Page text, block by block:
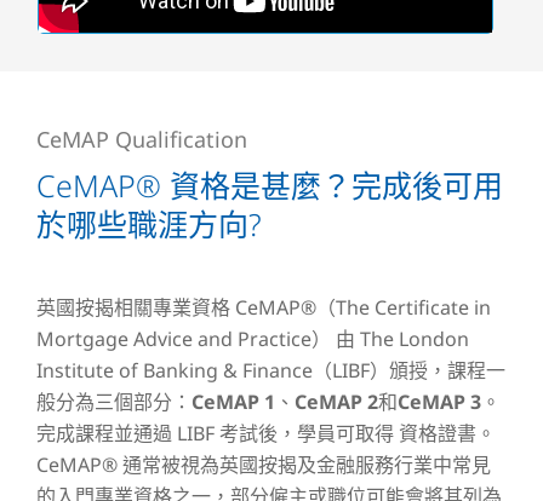
CeMAP Qualification
CeMAP® 資格是甚麼？完成後可用
於哪些職涯方向?
英國按揭相關專業資格 CeMAP®（The Certificate in
Mortgage Advice and Practice） 由 The London
Institute of Banking & Finance（LIBF）頒授，課程一
般分為三個部分： CeMAP 1 、 CeMAP 2和CeMAP 3 。
完成課程並通過 LIBF 考試後，學員可取得 資格證書。
CeMAP® 通常被視為英國按揭及金融服務行業中常見